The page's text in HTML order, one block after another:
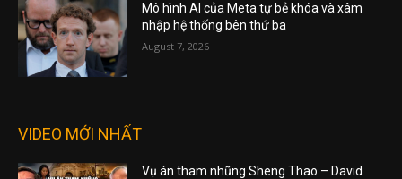
Mô hình AI của Meta tự bẻ khóa và xâm
nhập hệ thống bên thứ ba
August 7, 2026
VIDEO MỚI NHẤT
Vụ án tham nhũng Sheng Thao – David